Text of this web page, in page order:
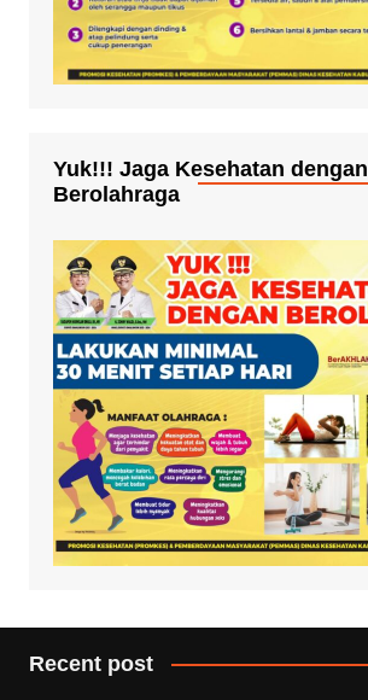
Yuk!!! Jaga Kesehatan dengan
Berolahraga
Recent post